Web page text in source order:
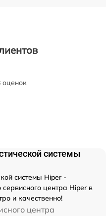
оценок
системы
системы Hiper -
центра Hiper в
и качественно!
центра